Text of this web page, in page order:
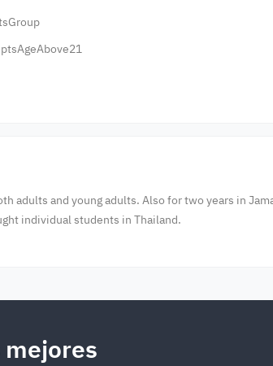
adults and young adults. Also for two years in
individual students in Thailand.